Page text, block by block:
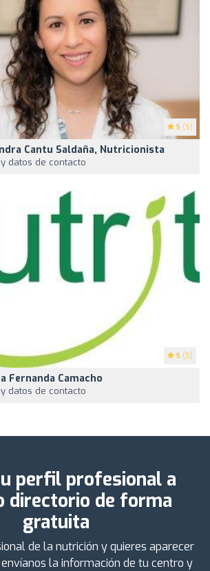
5 (5)
Cantu Saldaña, Nutricionista
datos de contacto
5 (5)
Fernanda Camacho
datos de contacto
perfil profesional a
directorio de forma
gratuita
de la nutrición y quieres aparecer
la información de tu centro y